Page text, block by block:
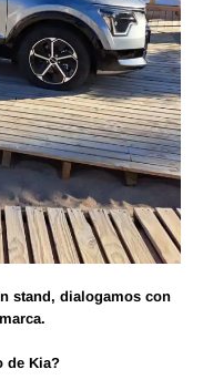
stand, dialogamos con
de Kia?